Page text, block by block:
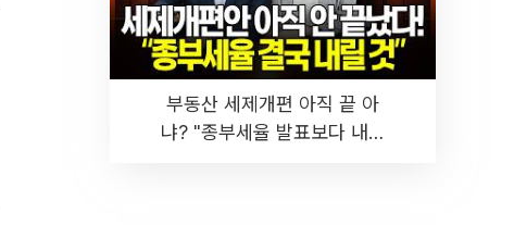
부동산 세제개편 아직 끝 아
냐? "종부세율 발표보다 내릴